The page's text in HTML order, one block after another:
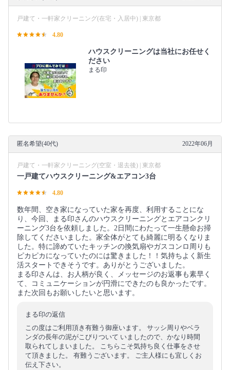
戸建て・一軒家クリーニング(在宅・入居中) | 東京都
4.80
ハウスクリーニングは当社にお任せく
ださい
まる印
匿名希望(40代) 2022年06月
戸建て・一軒家クリーニング(空室・退去後) | 東京都
一戸建てハウスクリーニング&エアコン3台
4.80
数年間、空き家になっていた家を再度、利用することにな
り、今回、まる印さんのハウスクリーニングとエアコンクリ
ーニング3台を依頼しました。2日間にわたって一生懸命お掃
除してくださいました。家全体がとても綺麗に明るくなりま
した。特に諦めていたキッチンの換気扇やガスコンロ周りも
ピカピカになっていたのには驚きました！！気持ちよく新生
活スタートできそうです。ありがとうございました。
まる印さんは、お人柄が良く、メッセージのお返事も素早く
て、コミュニケーションが円滑にできたのも良かったです。
また次回もお願いしたいと思います。
まる印の返信
この度はご利用頂き有難う御座います。 サッシ周りやベラ
ンダの長年の泥がこびりついて いましたので、かなり時間
取られてしまいました。 こちらこそ気持ち良く仕事をさせ
て頂きました。 有難うございます。 ご主人様にも宜しくお
伝え下さい。